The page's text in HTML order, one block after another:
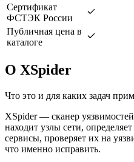
Сертификат
ФСТЭК России
Публичная цена в
каталоге
О XSpider
Что это и для каких задач
XSpider — сканер
находит узлы сети,
сервисы, проверяет их на
что именно исправить.